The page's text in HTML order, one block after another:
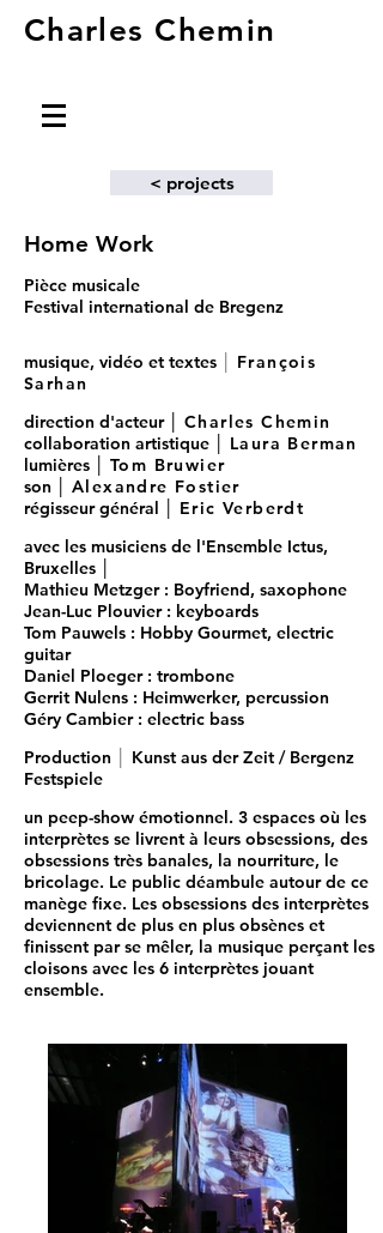
Charles Chemin
< projects
Home Work
Pièce musicale
Festival international de Bregenz
musique, vidéo et textes
François
Sarhan
direction d'acteur │ Charles Chemin
collaboration artistique │ Laura Berman
lumières │ Tom Bruwier
son │ Alexandre Fostier
régisseur général │ Eric Verberdt
avec les musiciens de l'Ensemble Ictus,
Bruxelles │
Mathieu Metzger: Boyfriend, saxophone
Jean-Luc Plouvier: keyboards
Tom Pauwels : Hobby Gourmet, electric
guitar
Daniel Ploeger: trombone
Gerrit Nulens : Heimwerker, percussion
Géry Cambier: electric bass
Production
Kunst aus der Zeit / Bergenz
Festspiele
un peep-show émotionnel. 3 espaces où les
interprètes se livrent à leurs obsessions, des
obsessions très banales, la nourriture, le
bricolage. Le public déambule autour de ce
manège fixe. Les obsessions des interprètes
deviennent de plus en plus obsènes et
finissent par se mêler, la musique perçant les
cloisons avec les 6 interprètes jouant
ensemble.